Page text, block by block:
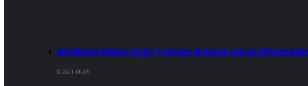
Walikota Helmi Ingin Taman di Kota Harus Ditambah
2021-08-05